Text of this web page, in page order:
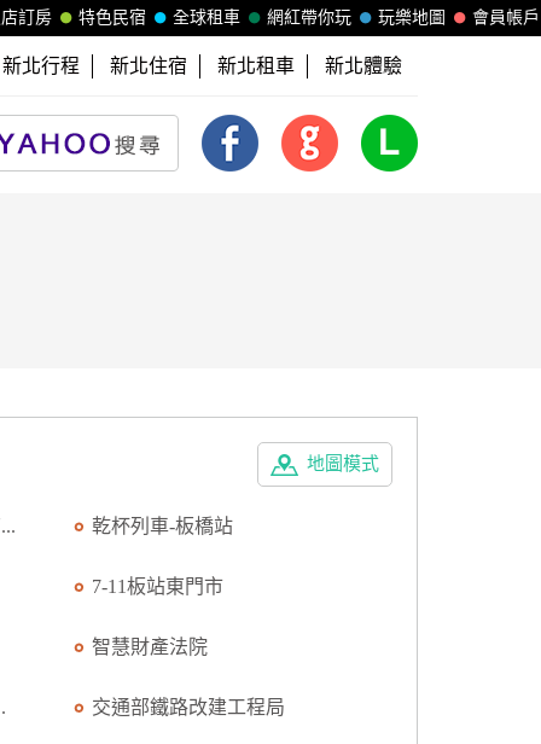
會員帳戶
玩樂地圖
網紅帶你玩
全球租車
特色民宿
訂房
新北行程 新北住宿 新北租車 新北體驗
地圖模式
乾杯列車-板橋站
7-11板站東門市
智慧財產法院
交通部鐵路改建工程局